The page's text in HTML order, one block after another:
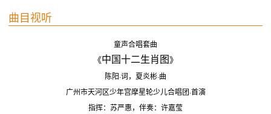
曲目视听
童声合唱套曲
《中国十二生肖图》
陈阳·词，夏炎彬·曲
广州市天河区少年宫摩星轮少儿合唱团·首演
指挥：苏严惠，伴奏：许嘉莹